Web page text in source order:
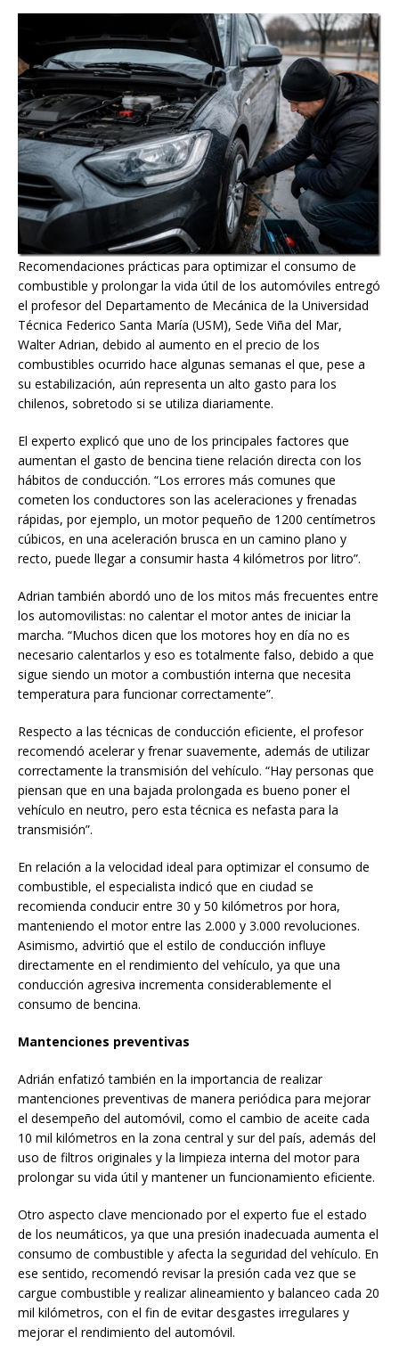
Recomendaciones prácticas para optimizar el consumo de
combustible y prolongar la vida útil de los automóviles entregó
el profesor del Departamento de Mecánica de la Universidad
Técnica Federico Santa María (USM), Sede Viña del Mar,
Walter Adrian, debido al aumento en el precio de los
combustibles ocurrido hace algunas semanas el que, pese a
su estabilización, aún representa un alto gasto para los
chilenos, sobretodo si se utiliza diariamente.
El experto explicó que uno de los principales factores que
aumentan el gasto de bencina tiene relación directa con los
hábitos de conducción. “Los errores más comunes que
cometen los conductores son las aceleraciones y frenadas
rápidas, por ejemplo, un motor pequeño de 1200 centímetros
cúbicos, en una aceleración brusca en un camino plano y
recto, puede llegar a consumir hasta 4 kilómetros por litro”.
Adrian también abordó uno de los mitos más frecuentes entre
los automovilistas: no calentar el motor antes de iniciar la
marcha. “Muchos dicen que los motores hoy en día no es
necesario calentarlos y eso es totalmente falso, debido a que
sigue siendo un motor a combustión interna que necesita
temperatura para funcionar correctamente”.
Respecto a las técnicas de conducción eficiente, el profesor
recomendó acelerar y frenar suavemente, además de utilizar
correctamente la transmisión del vehículo. “Hay personas que
piensan que en una bajada prolongada es bueno poner el
vehículo en neutro, pero esta técnica es nefasta para la
transmisión”.
En relación a la velocidad ideal para optimizar el consumo de
combustible, el especialista indicó que en ciudad se
recomienda conducir entre 30 y 50 kilómetros por hora,
manteniendo el motor entre las 2.000 y 3.000 revoluciones.
Asimismo, advirtió que el estilo de conducción influye
directamente en el rendimiento del vehículo, ya que una
conducción agresiva incrementa considerablemente el
consumo de bencina.
Mantenciones preventivas
Adrián enfatizó también en la importancia de realizar
mantenciones preventivas de manera periódica para mejorar
el desempeño del automóvil, como el cambio de aceite cada
10 mil kilómetros en la zona central y sur del país, además del
uso de filtros originales y la limpieza interna del motor para
prolongar su vida útil y mantener un funcionamiento eficiente.
Otro aspecto clave mencionado por el experto fue el estado
de los neumáticos, ya que una presión inadecuada aumenta el
consumo de combustible y afecta la seguridad del vehículo. En
ese sentido, recomendó revisar la presión cada vez que se
cargue combustible y realizar alineamiento y balanceo cada 20
mil kilómetros, con el fin de evitar desgastes irregulares y
mejorar el rendimiento del automóvil.